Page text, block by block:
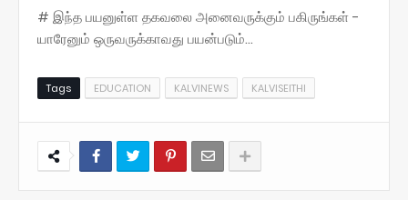
# இந்த பயனுள்ள தகவலை அனைவருக்கும் பகிருங்கள் -
யாரேனும் ஒருவருக்காவது பயன்படும்...
Tags EDUCATION KALVINEWS KALVISEITHI